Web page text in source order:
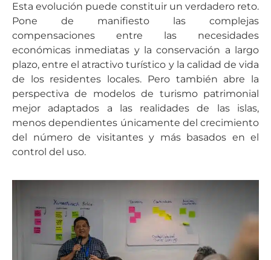
Esta evolución puede constituir un verdadero reto.
Pone de manifiesto las complejas
compensaciones entre las necesidades
económicas inmediatas y la conservación a largo
plazo, entre el atractivo turístico y la calidad de vida
de los residentes locales. Pero también abre la
perspectiva de modelos de turismo patrimonial
mejor adaptados a las realidades de las islas,
menos dependientes únicamente del crecimiento
del número de visitantes y más basados en el
control del uso.